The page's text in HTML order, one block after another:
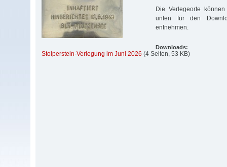
Die Verlegeorte
unten für den
entnehmen.
Downloads:
Stolperstein-Verlegung im Juni 2026 (4 Seiten, 53 KB)